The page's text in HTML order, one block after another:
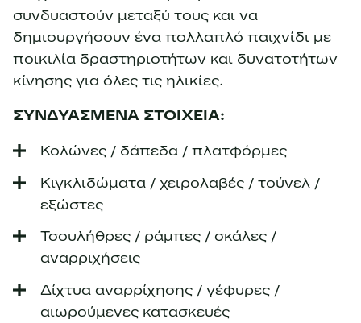
συνδυαστούν μεταξύ τους και να
δημιουργήσουν ένα πολλαπλό παιχνίδι με
ποικιλία δραστηριοτήτων και δυνατοτήτων
κίνησης για όλες τις ηλικίες.
ΣΥΝΔΥΑΣΜΕΝΑ ΣΤΟΙΧΕΙΑ:
Κολώνες / δάπεδα / πλατφόρμες
Κιγκλιδώματα / χειρολαβές / τούνελ /
εξώστες
Τσουλήθρες / ράμπες / σκάλες /
αναρριχήσεις
Δίχτυα αναρρίχησης / γέφυρες /
αιωρούμενες κατασκευές